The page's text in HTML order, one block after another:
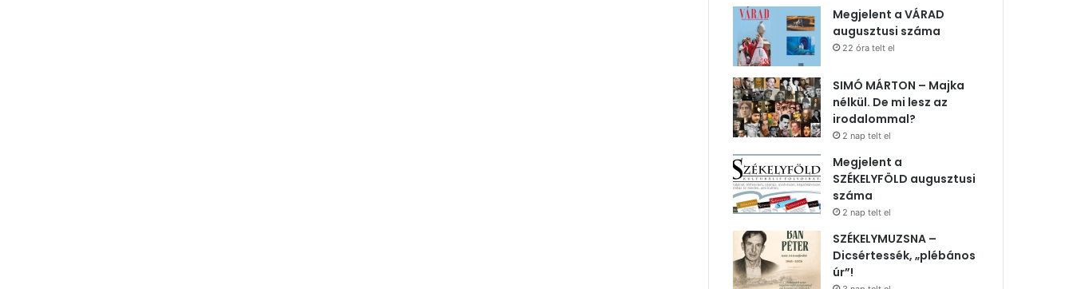
Megjelent a VÁRAD
augusztusi száma
22 óra telt el
SIMÓ MÁRTON – Majka
nélkül. De mi lesz az
irodalommal?
2 nap telt el
Megjelent a
SZÉKELYFÖLD augusztusi
száma
2 nap telt el
SZÉKELYMUZSNA –
Dicsértessék, „plébános
úr”!